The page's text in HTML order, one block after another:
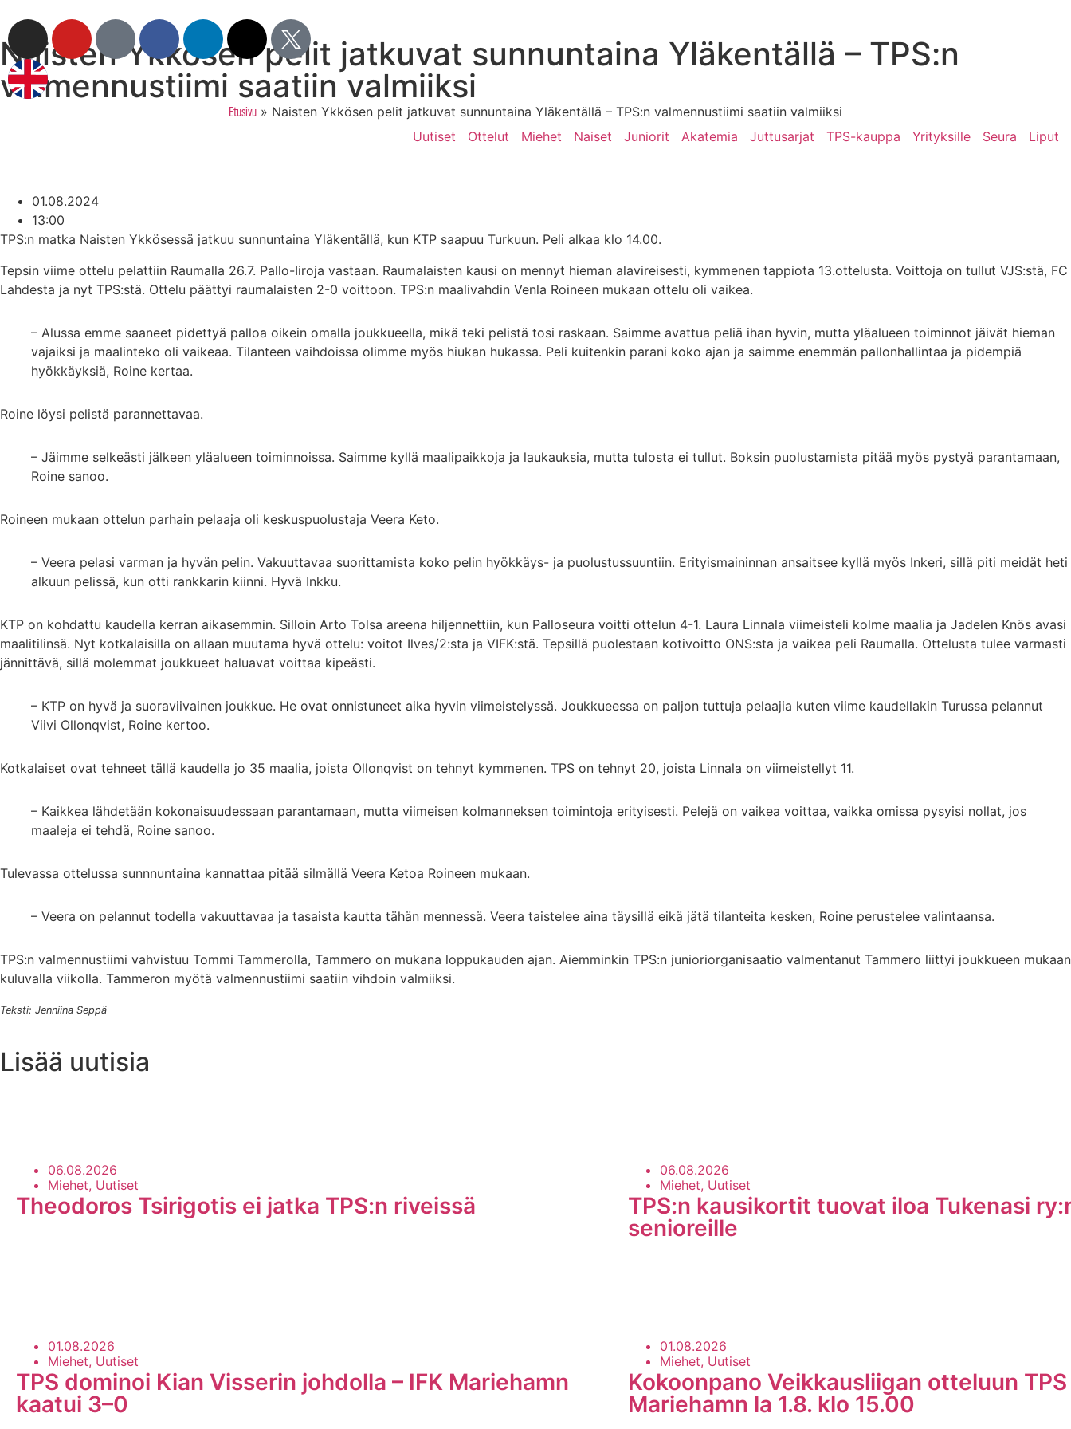
Uutiset Ottelut Miehet Naiset Juniorit Akatemia Juttusarjat TPS-kauppa Yrityksille Seura Liput
Naisten Ykkösen pelit jatkuvat sunnuntaina Yläkentällä – TPS:n
valmennustiimi saatiin valmiiksi
Etusivu » Naisten Ykkösen pelit jatkuvat sunnuntaina Yläkentällä – TPS:n valmennustiimi saatiin valmiiksi
01.08.2024
13:00
TPS:n matka Naisten Ykkösessä jatkuu sunnuntaina Yläkentällä, kun KTP saapuu Turkuun. Peli alkaa klo 14.00.
Tepsin viime ottelu pelattiin Raumalla 26.7. Pallo-Iiroja vastaan. Raumalaisten kausi on mennyt hieman alavireisesti, kymmenen tappiota 13.ottelusta. Voittoja on tullut VJS:stä, FC
Lahdesta ja nyt TPS:stä. Ottelu päättyi raumalaisten 2-0 voittoon. TPS:n maalivahdin Venla Roineen mukaan ottelu oli vaikea.
– Alussa emme saaneet pidettyä palloa oikein omalla joukkueella, mikä teki pelistä tosi raskaan. Saimme avattua peliä ihan hyvin, mutta yläalueen toiminnot jäivät hieman
vajaiksi ja maalinteko oli vaikeaa. Tilanteen vaihdoissa olimme myös hiukan hukassa. Peli kuitenkin parani koko ajan ja saimme enemmän pallonhallintaa ja pidempiä
hyökkäyksiä, Roine kertaa.
Roine löysi pelistä parannettavaa.
– Jäimme selkeästi jälkeen yläalueen toiminnoissa. Saimme kyllä maalipaikkoja ja laukauksia, mutta tulosta ei tullut. Boksin puolustamista pitää myös pystyä parantamaan,
Roine sanoo.
Roineen mukaan ottelun parhain pelaaja oli keskuspuolustaja Veera Keto.
– Veera pelasi varman ja hyvän pelin. Vakuuttavaa suorittamista koko pelin hyökkäys- ja puolustussuuntiin. Erityismaininnan ansaitsee kyllä myös Inkeri, sillä piti meidät heti
alkuun pelissä, kun otti rankkarin kiinni. Hyvä Inkku.
KTP on kohdattu kaudella kerran aikasemmin. Silloin Arto Tolsa areena hiljennettiin, kun Palloseura voitti ottelun 4-1. Laura Linnala viimeisteli kolme maalia ja Jadelen Knös avasi
maalitilinsä. Nyt kotkalaisilla on allaan muutama hyvä ottelu: voitot Ilves/2:sta ja VIFK:stä. Tepsillä puolestaan kotivoitto ONS:sta ja vaikea peli Raumalla. Ottelusta tulee varmasti
jännittävä, sillä molemmat joukkueet haluavat voittaa kipeästi.
– KTP on hyvä ja suoraviivainen joukkue. He ovat onnistuneet aika hyvin viimeistelyssä. Joukkueessa on paljon tuttuja pelaajia kuten viime kaudellakin Turussa pelannut
Viivi Ollonqvist, Roine kertoo.
Kotkalaiset ovat tehneet tällä kaudella jo 35 maalia, joista Ollonqvist on tehnyt kymmenen. TPS on tehnyt 20, joista Linnala on viimeistellyt 11.
– Kaikkea lähdetään kokonaisuudessaan parantamaan, mutta viimeisen kolmanneksen toimintoja erityisesti. Pelejä on vaikea voittaa, vaikka omissa pysyisi nollat, jos
maaleja ei tehdä, Roine sanoo.
Tulevassa ottelussa sunnnuntaina kannattaa pitää silmällä Veera Ketoa Roineen mukaan.
– Veera on pelannut todella vakuuttavaa ja tasaista kautta tähän mennessä. Veera taistelee aina täysillä eikä jätä tilanteita kesken, Roine perustelee valintaansa.
TPS:n valmennustiimi vahvistuu Tommi Tammerolla, Tammero on mukana loppukauden ajan. Aiemminkin TPS:n junioriorganisaatio valmentanut Tammero liittyi joukkueen mukaan
kuluvalla viikolla. Tammeron myötä valmennustiimi saatiin vihdoin valmiiksi.
Teksti: Jenniina Seppä
Lisää uutisia
06.08.2026
Miehet, Uutiset
Theodoros Tsirigotis ei jatka TPS:n riveissä
06.08.2026
Miehet, Uutiset
TPS:n kausikortit tuovat iloa Tukenasi
senioreille
01.08.2026
Miehet, Uutiset
TPS dominoi Kian Visserin johdolla – IFK Mariehamn
kaatui 3–0
01.08.2026
Miehet, Uutiset
Kokoonpano Veikkausliigan otteluun TPS
Mariehamn la 1.8. klo 15.00